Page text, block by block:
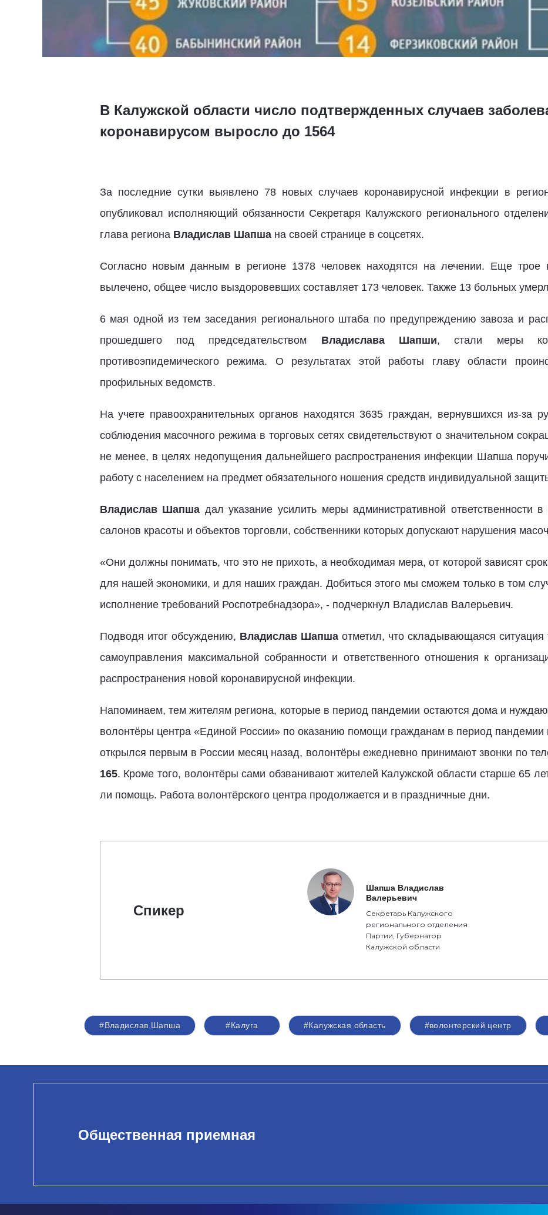
В Калужской области число подтвержденных случаев
коронавирусом выросло до 1564
За последние сутки выявлено 78 новых случаев коронавирусной инфекции в
опубликовал исполняющий обязанности Секретаря Калужского регионального
глава регионаВладислав Шапшана своей странице в соцсетях.
Согласно новым данным в регионе 1378 человек находятся на лечении. Еще трое
вылечено, общее число выздоровевших составляет 173 человек. Также 13 больных
6 мая одной из тем заседания регионального штаба по предупреждению завоза и
прошедшего под председательством Владислава Шапши, стали меры
противоэпидемического режима. О результатах этой работы главу области
профильных ведомств.
На учете правоохранительных органов находятся 3635 граждан, вернувшихся из-за
соблюдения масочного режима в торговых сетях свидетельствуют о значительном
не менее, в целях недопущения дальнейшего распространения инфекции Шапша
работу с населением на предмет обязательного ношения средств индивидуальной
Владислав Шапша дал указание усилить меры административной ответственности
салонов красоты и объектов торговли, собственники которых допускают нарушения
«Они должны понимать, что это не прихоть, а необходимая мера, от которой зависят
для нашей экономики, и для наших граждан. Добиться этого мы сможем только в том
исполнение требований Роспотребнадзора», - подчеркнул Владислав Валерьевич.
Подводя итог обсуждению, Владислав Шапшаотметил, что складывающаяся ситуация
самоуправления максимальной собранности и ответственного отношения к
распространения новой коронавирусной инфекции.
Напоминаем, тем жителям региона, которые в период пандемии остаются дома и
волонтёры центра «Единой России» по оказанию помощи гражданам в период
открылся первым в России месяц назад, волонтёры ежедневно принимают звонки по
165. Кроме того, волонтёры сами обзванивают жителей Калужской области старше 65
ли помощь. Работа волонтёрского центра продолжается и в праздничные дни.
Спикер
Шапша Владислав
Валерьевич
Секретарь Калужского
регионального отделения
Партии, Губернатор
Калужской области
#Владислав Шапша #Калуга #Калужская область #волонтерский центр
Общественная приемная